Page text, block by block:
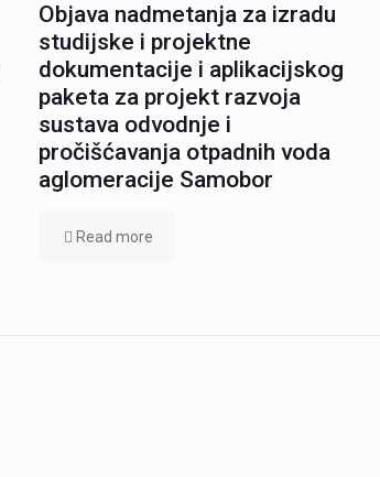
Objava nadmetanja za izradu
studijske i projektne
dokumentacije i aplikacijskog
paketa za projekt razvoja
sustava odvodnje i
pročišćavanja otpadnih voda
aglomeracije Samobor
Read more